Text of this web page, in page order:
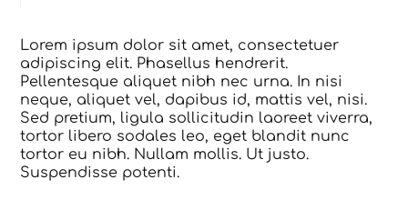
Lorem ipsum dolor sit amet, consectetuer
adipiscing elit. Phasellus hendrerit.
Pellentesque aliquet nibh nec urna. In nisi
neque, aliquet vel, dapibus id, mattis vel, nisi.
Sed pretium, ligula sollicitudin laoreet viverra,
tortor libero sodales leo, eget blandit nunc
tortor eu nibh. Nullam mollis. Ut justo.
Suspendisse potenti.